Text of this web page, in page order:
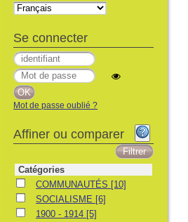
Se connecter
Mot de passe oublié ?
Affiner ou comparer
Catégories
COMMUNAUTÉS
COMMUNAUTÉS [10]
SOCIALISME
SOCIALISME [6]
1900 - 1914
1900 - 1914 [5]